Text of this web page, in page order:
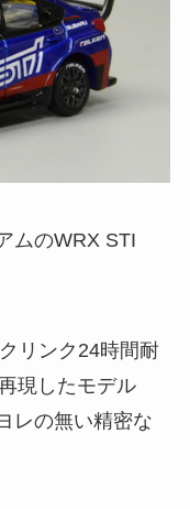
ムのWRX STI
リンク24時間耐
現したモデル
レの無い精密な